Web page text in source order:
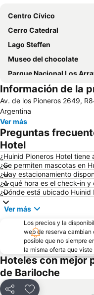
Centro Cívico
Cerro Catedral
Lago Steffen
Museo del chocolate
Parque Nacional Los
Turisur Puerto Blest y Cascada de Los
Información de la
Av. de los Pioneros 2649,
Argentina
Ver más
Preguntas
Hotel
¿Huinid Pioneros Hotel tiene
¿Se permiten mascotas en
¿Hay estacionamiento
¿A qué hora es el check-in
¿Dónde está ubicado Huinid
Ver más
Los precios y la
web de reserva cambian
posible que no siempre
la misma oferta que
Hoteles con mejor
de Bariloche